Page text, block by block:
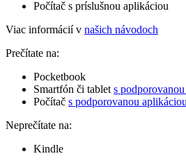
Počítač s príslušnou aplikáciou
Viac informácií v našich návodoch
Prečítate na:
Pocketbook
Smartfón či tablet s
Počítač s podporovanou aplikáciou
Neprečítate na:
Kindle